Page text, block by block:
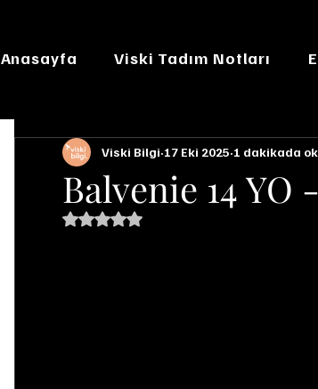
Anasayfa Viski Tadım Notları
Balvenie 14 YO
Viski Bilgi 17 Eki 2025 1 dakikada
5 üzerinden NaN yıldız